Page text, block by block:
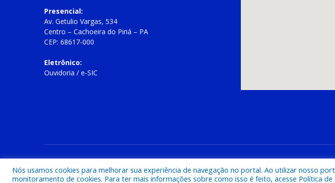
Presencial:
Av. Getulio Vargas, 534
Centro – Cachoeira do Piriá – PA
CEP: 68617-000
Eletrônico:
Ouvidoria / e-SIC
Nós usamos cookies para melhorar sua experiência de navegação no portal. Ao utilizar nosso
monitoramento de cookies. Para ter mais informações sobre como isso é feito, acesse Política de